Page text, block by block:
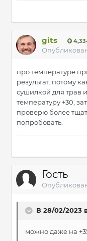
gits
про температуре
результат. потому
сушилкой для трав
температуру +30,
проверю более
попробовать.
Гость
В 28/02/2023
можно даже на